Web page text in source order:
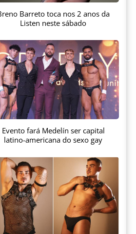
Barreto toca nos 2 anos da
Listen neste sábado
Evento fará Medelín ser capital
latino-americana do sexo gay